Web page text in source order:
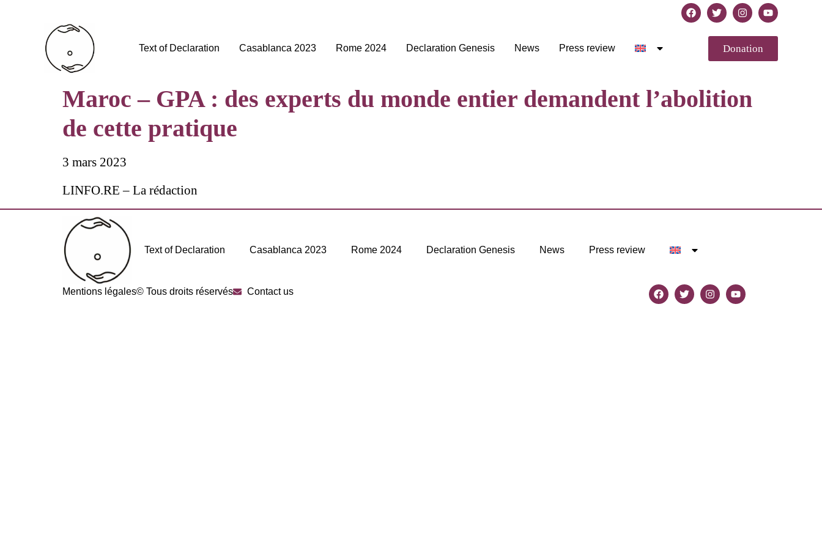
Text of Declaration Casablanca 2023 Rome 2024 Declaration Genesis News Press review Donation
Maroc – GPA : des experts du monde entier demandent l’abolition
de cette pratique
3 mars 2023
LINFO.RE – La rédaction
Text of Declaration Casablanca 2023 Rome 2024 Declaration Genesis News Press review
Mentions légales© Tous droits réservés Contact us